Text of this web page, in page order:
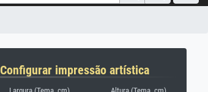
Configurar impressão artística